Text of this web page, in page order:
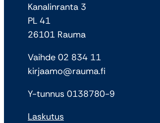
Kanalinranta 3
PL 41
26101 Rauma
Vaihde 02 834 11
kirjaamo@rauma.fi
Y-tunnus 0138780-9
Laskutus